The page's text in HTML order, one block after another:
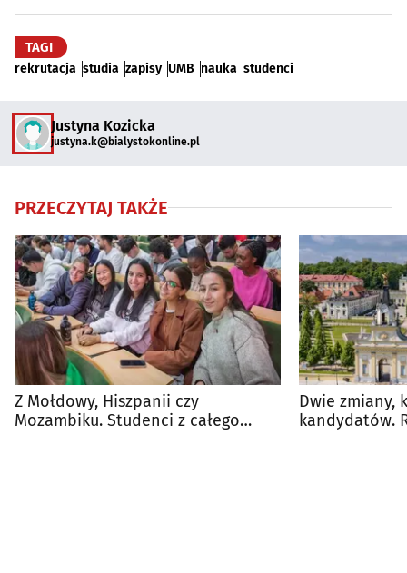
TAGI
rekrutacja studia zapisy UMB nauka studenci
Justyna Kozicka
justyna.k@bialystokonline.pl
PRZECZYTAJ TAKŻE
Z Mołdowy, Hiszpanii czy
Mozambiku. Studenci z całego
Dwie zmiany,
kandydatów.